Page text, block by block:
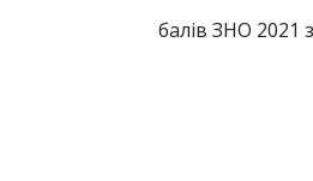
балів ЗНО 2021